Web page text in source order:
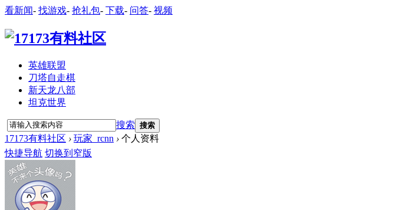
看新闻- 找游戏- 抢礼包- 下载- 问答- 视频
英雄联盟
刀塔自走棋
新天龙八部
坦克世界
搜索 搜索
17173有料社区 › 玩家_rcnn › 个人资料
快捷导航 切换到窄版